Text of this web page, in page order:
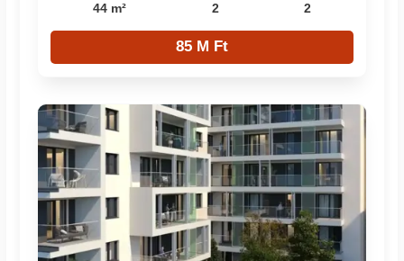
44 m² 2 2
85 M Ft